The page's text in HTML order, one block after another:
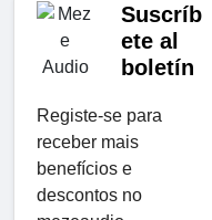
Suscríb
ete al
boletín
Registe-se para
receber mais
benefícios e
descontos no